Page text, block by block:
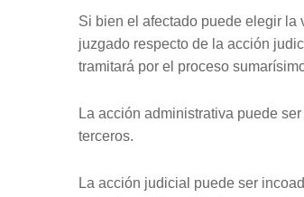
Si bien el afectado puede elegir la
juzgado respecto de la acción
tramitará por el proceso
La acción administrativa puede
terceros.
La acción judicial puede ser